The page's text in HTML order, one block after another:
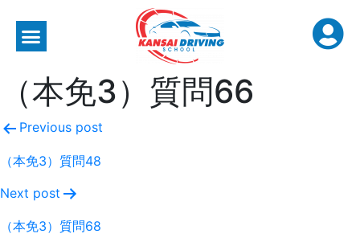
（本免3）質問66
Previous post
（本免3）質問48
Next post
（本免3）質問68